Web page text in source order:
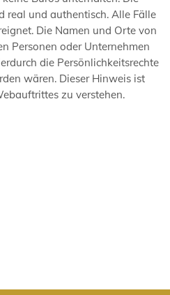
real und authentisch. Alle Fälle
Die Namen und Orte von
Personen oder Unternehmen
die Persönlichkeitsrechte
wären. Dieser Hinweis ist
zu verstehen.